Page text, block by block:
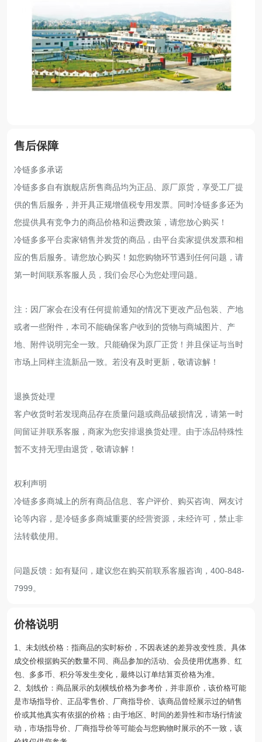
售后保障
冷链多多承诺
冷链多多自有旗舰店所售商品均为正品、原厂原货，享受工厂提
供的售后服务，并开具正规增值税专用发票。同时冷链多多还为
您提供具有竞争力的商品价格和运费政策，请您放心购买！
冷链多多平台卖家销售并发货的商品，由平台卖家提供发票和相
应的售后服务。请您放心购买！如您购物环节遇到任何问题，请
第一时间联系客服人员，我们会尽心为您处理问题。
注：因厂家会在没有任何提前通知的情况下更改产品包装、产地
或者一些附件，本司不能确保客户收到的货物与商城图片、产
地、附件说明完全一致。只能确保为原厂正货！并且保证与当时
市场上同样主流新品一致。若没有及时更新，敬请谅解！
退换货处理
客户收货时若发现商品存在质量问题或商品破损情况，请第一时
间留证并联系客服，商家为您安排退换货处理。由于冻品特殊性
暂不支持无理由退货，敬请谅解！
权利声明
冷链多多商城上的所有商品信息、客户评价、购买咨询、网友讨
论等内容，是冷链多多商城重要的经营资源，未经许可，禁止非
法转载使用。
问题反馈：如有疑问，建议您在购买前联系客服咨询，400-848-
7999。
价格说明
1、未划线价格：指商品的实时标价，不因表述的差异改变性质。具体
成交价根据购买的数量不同、商品参加的活动、会员使用优惠券、红
包、多多币、积分等发生变化，最终以订单结算页价格为准。
2、划线价：商品展示的划横线价格为参考价，并非原价，该价格可能
是市场指导价、正品零售价、厂商指导价、该商品曾经展示过的销售
价或其他真实有依据的价格；由于地区、时间的差异性和市场行情波
动，市场指导价、厂商指导价等可能会与您购物时展示的不一致，该